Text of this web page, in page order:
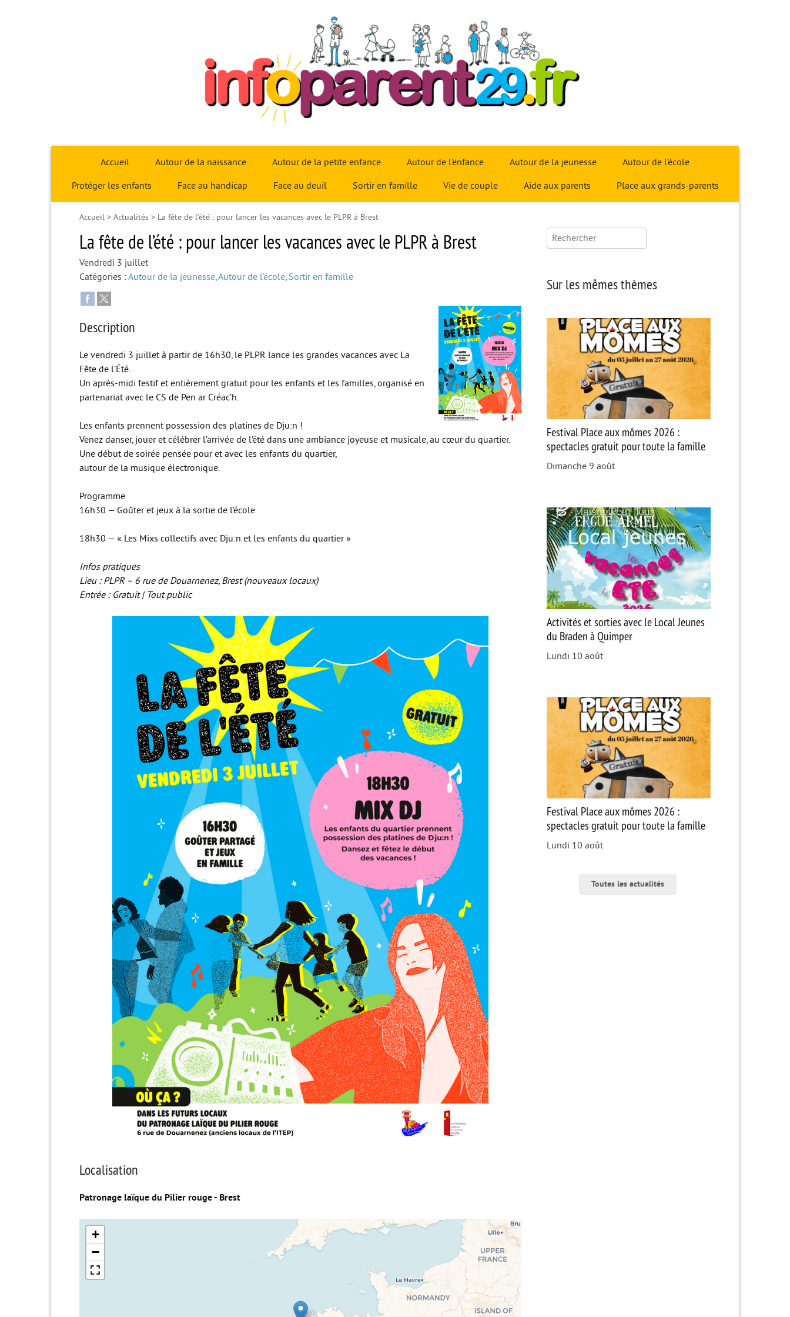
Infoparent29
Accueil Autour de la naissance Autour de la petite enfance Autour de l’enfance Autour de la jeunesse Autour de l’école
Protéger les enfants Face au handicap Face au deuil Sortir en famille Vie de couple Aide aux parents Place aux grands-parents
Accueil > Actualités > La fête de l’été : pour lancer les vacances avec le PLPR à Brest
La fête de l’été : pour lancer les vacances avec le PLPR à Brest
Vendredi 3 juillet
Catégories :Autour de la jeunesse,Autour de l’école, Sortir en famille
Description
Le vendredi 3 juillet à partir de 16h30, le PLPR lance les grandes vacances avec La
Fête de l’Été.
Un après-midi festif et entièrement gratuit pour les enfants et les familles, organisé en
partenariat avec le CS de Pen ar Créac’h.
Les enfants prennent possession des platines de Dju:n !
Venez danser, jouer et célébrer l’arrivée de l’été dans une ambiance joyeuse et musicale, au cœur du quartier.
Une début de soirée pensée pour et avec les enfants du quartier,
autour de la musique électronique.
Programme
16h30 — Goûter et jeux à la sortie de l’école
18h30 — « Les Mixs collectifs avec Dju:n et les enfants du quartier »
Infos pratiques
Lieu : PLPR – 6 rue de Douarnenez, Brest (nouveaux locaux)
Entrée : Gratuit | Tout public
Localisation
Patronage laïque du Pilier rouge - Brest
+
−
Rechercher :
Sur les mêmes thèmes
Festival Place aux mômes 2026 :
spectacles gratuit pour toute la famille
Dimanche 9 août
Activités et sorties avec le Local Jeunes
du Braden à Quimper
Lundi 10 août
Festival Place aux mômes 2026 :
spectacles gratuit pour toute la famille
Lundi 10 août
Toutes les actualités